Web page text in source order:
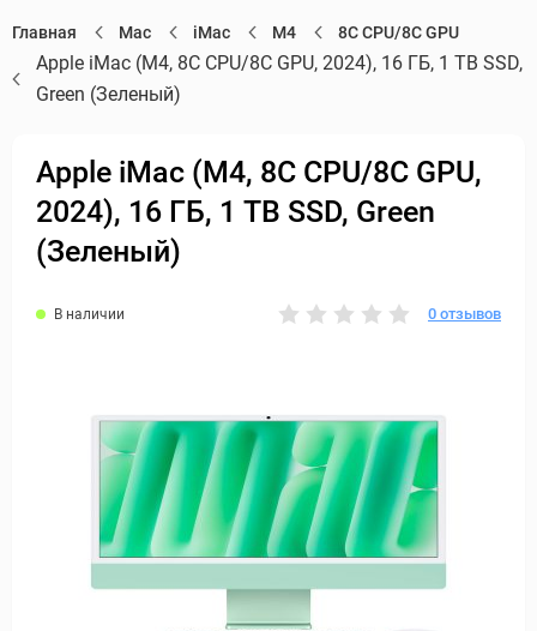
Главная Mac iMac M4 8C CPU/8C GPU
Apple iMac (M4, 8C CPU/8C GPU, 2024), 16 ГБ, 1 TB SSD,
Green (Зеленый)
Apple iMac (M4, 8C CPU/8C GPU,
2024), 16 ГБ, 1 TB SSD, Green
(Зеленый)
В наличии 0 отзывов